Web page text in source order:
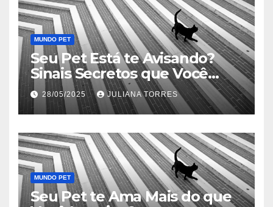
MUNDO PET
Seu Pet Está te Avisando?
Sinais Secretos que Você
Precisa Conhecer
28/05/2025 JULIANA TORRES
MUNDO PET
Seu Pet te Ama Mais do que